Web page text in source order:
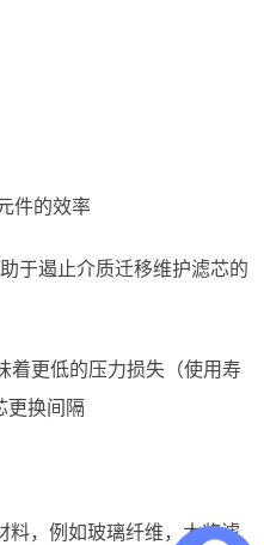
件的效率
于遏止介质迁移维护滤芯的
着更低的压力损失（使用寿
更换间隔
料，例如玻璃纤维，木浆滤